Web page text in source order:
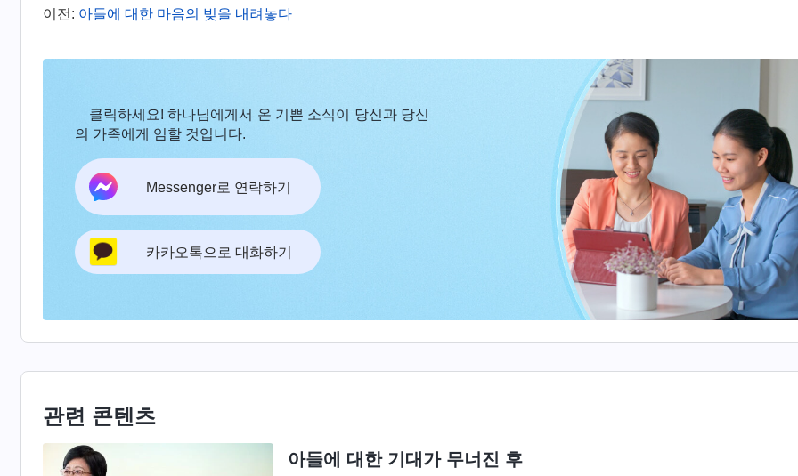
으로 다짐했습니다. ‘더는 이렇게 아이를 닦달하면 안 돼!’ 그 후부터 저는 정상적으로 예배에 참석하며 하나
나중에 아들이 뜻밖에도 명문대에 합격하자 저는 무척 기뻤습니다. 하지만 기쁨도 잠시, 마음이 편치 않았
습니다. 하나님 말씀을 읽으면서 지식 속에는 모두 무신론적인 사상 관점이 들어 있고, 지식을 많이 배울수록
더 많은 사탄의 독소가 주입되며, 이런 것들은 사람을 하나님에게서 멀어지게 하고 하나님을 부인하게 하여
결국 하나님의 구원을 잃게 한다는 것을 깨달았기 때문입니다. 아들이 앞으로 몇 년 더 대학을 다니며 사탄의
황당한 논리가 수없이 주입되면 하나님 앞으로 나아오기가 더 어려워질 것이라는 생각에, 저는 아들이 돌
오면 예배에 더 많이 참석하게 하고 하나님 말씀을 먹고 마시게 해서 하나님과 너무 멀어지지 않게 해야겠
고 마음먹었습니다. 아들이 어렸을 때 하나님이 계신다고 믿었고, 어머니와 함께 기도하고 예배드렸던 것이
생각났습니다. 하지만 그때 저는 오로지 아이들이 공부를 잘하기만을 바랐고, 아이들을 하나님 앞으로 데
올 생각은 하지 않았습니다. 이제 재난이 점점 더 커지는 것을 보니, 하나님을 믿지 않고 하나님의 보살핌
보호가 없으면 어느 날 재난에 휘말려 죽을지도 모른다는 생각이 들었습니다. 그래서 자녀에게 복음을 전
하나님 앞으로 데려오고 싶었고, 명절이나 휴일에 아이들이 돌아올 때마다 하나님 말씀을 읽어 주었습니
아이들도 듣고 싶어 하기는 했지만, 예배를 드리자고 하면 아들은 싫어하며 손사래를 쳤습니다. “저 너무 바
빠요! 제가 여기까지 온 게 쉬운 줄 아세요? 열심히 공부 안 하면 나중에 어떻게 좋은 삶을 살겠어요? 지금 경
쟁이 너무 치열해서 번듯한 직장 구하기도 쉽지 않아요. 저는 이해가 안 돼요. 저 지금 대학원에 박사 과정까
이전: 아들에 대한 마음의 빚을 내려놓다
클릭하세요! 하나님에게서 온 기쁜 소식이 당신과 당신
의 가족에게 임할 것입니다.
Messenger로 연락하기
카카오톡으로 대화하기
관련 콘텐츠
아들에 대한 기대가 무너진 후